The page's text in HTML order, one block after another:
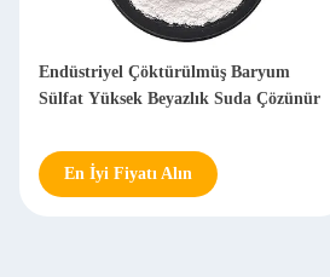
Endüstriyel Çöktürülmüş Baryum
Sülfat Yüksek Beyazlık Suda Çözünür
En İyi Fiyatı Alın